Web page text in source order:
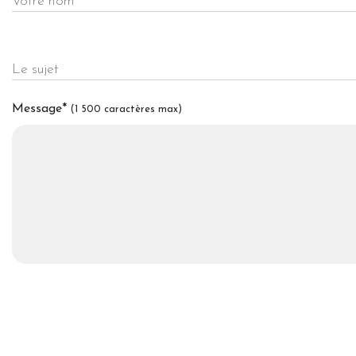
Le sujet
Message* (1 500 caractères max)